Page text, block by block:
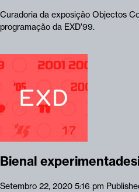
Curadoria da exposição Objectos
programação da EXD'99.
Bienal
Setembro 22, 2020 5:16 pm